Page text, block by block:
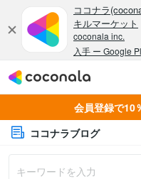
会員登録で10
ココナラブログ